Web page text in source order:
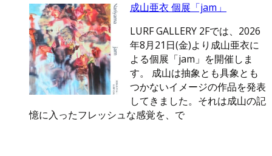
成山亜衣 個展「jam」
LURF GALLERY 2Fでは、2026
年8月21日(金)より成山亜衣に
よる個展「jam」を開催しま
す。 成山は抽象とも具象とも
つかないイメージの作品を発表
してきました。それは成山の記
憶に入ったフレッシュな感覚を、で